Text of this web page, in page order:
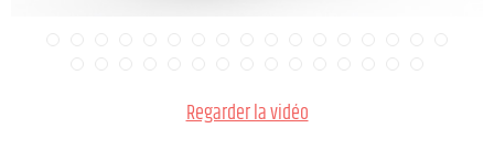
Regarder la vidéo